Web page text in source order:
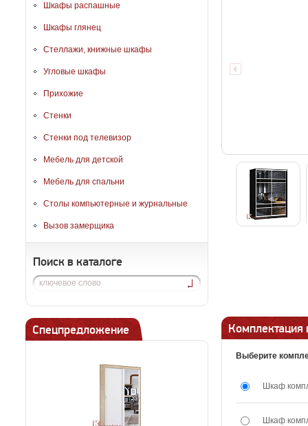
Шкафы распашные
Шкафы глянец
Стеллажи, книжные шкафы
Угловые шкафы
Прихожие
Стенки
Стенки под телевизор
Мебель для детской
Мебель для спальни
Столы компьютерные и журнальные
Вызов замерщика
Поиск в каталоге
Спецпредложение Комплектация
Выберите
Шкаф
Шкаф